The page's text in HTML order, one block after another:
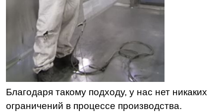
Благодаря такому подходу, у нас нет никаких
ограничений в процессе производства.